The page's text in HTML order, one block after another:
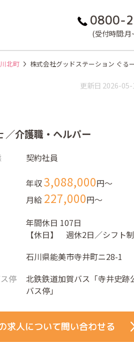
0800-
(受付時間:月
北町 株式会社グッドステーション ぐる
更新日 2026-05-
／介護職・ヘルパー
契約社員
年収3,088,000円〜
月給 227,000円〜
年間休日 107日
【休日】 週休2日／シフト制
石川県能美市寺井町ニ28-1
停
北鉄鉄道加賀バス「寺井史跡
バス停」
求人について問い合わせる